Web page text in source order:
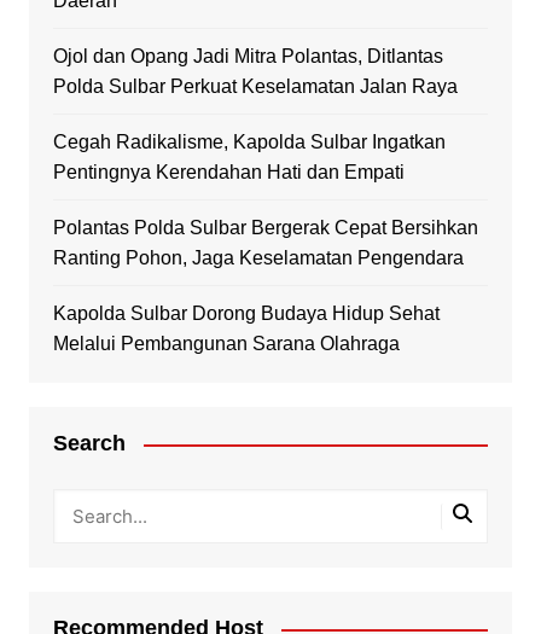
Ojol dan Opang Jadi Mitra Polantas, Ditlantas
Polda Sulbar Perkuat Keselamatan Jalan Raya
Cegah Radikalisme, Kapolda Sulbar Ingatkan
Pentingnya Kerendahan Hati dan Empati
Polantas Polda Sulbar Bergerak Cepat Bersihkan
Ranting Pohon, Jaga Keselamatan Pengendara
Kapolda Sulbar Dorong Budaya Hidup Sehat
Melalui Pembangunan Sarana Olahraga
Search
Recommended Host